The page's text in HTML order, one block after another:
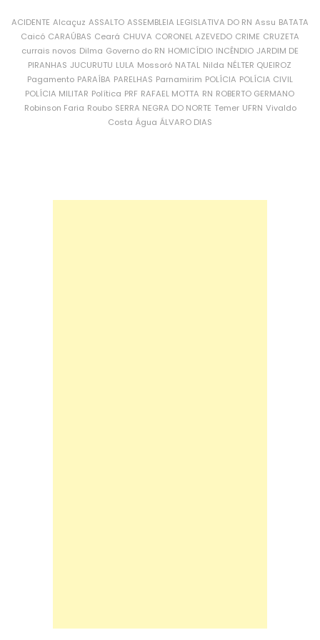
ACIDENTE Alcaçuz ASSALTO ASSEMBLEIA LEGISLATIVA DO RN Assu BATATA
Caicó CARAÚBAS Ceará CHUVA CORONEL AZEVEDO CRIME CRUZETA
currais novos Dilma Governo do RN HOMICÍDIO INCÊNDIO JARDIM DE
PIRANHAS JUCURUTU LULA Mossoró NATAL Nilda NÉLTER QUEIROZ
Pagamento PARAÍBA PARELHAS Parnamirim POLÍCIA POLÍCIA CIVIL
POLÍCIA MILITAR Política PRF RAFAEL MOTTA RN ROBERTO GERMANO
Robinson Faria Roubo SERRA NEGRA DO NORTE Temer UFRN Vivaldo
Costa Água ÁLVARO DIAS